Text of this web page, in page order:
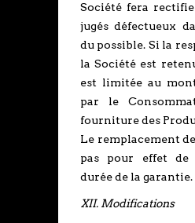
Société fera
jugés défectueux
du possible. Si la
la Société est
est limitée au
par le
fourniture des
Le remplacement
pas pour effet de
durée de la garantie.
XII. Modifications